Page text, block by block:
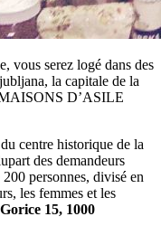
vous serez logé dans des
la capitale de la
MAISONS D’ASILE
centre historique de la
des demandeurs
personnes, divisé en
les femmes et les
15, 1000